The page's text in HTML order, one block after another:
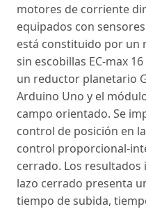
motores de corriente
equipados con
está constituido por un
sin escobillas EC-max
un reductor planetario
Arduino Uno y el
campo orientado. Se
control de posición en
control proporcional-
cerrado. Los resultados
lazo cerrado presenta
tiempo de subida,